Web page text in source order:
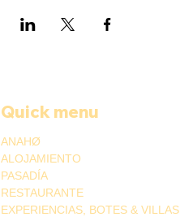
Quick menu
ANAHØ
ALOJAMIENTO
PASADÍA
RESTAURANTE
EXPERIENCIAS, BOTES & VILLAS